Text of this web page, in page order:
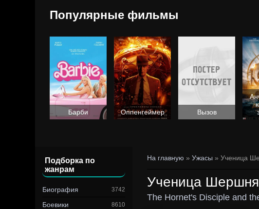
Популярные фильмы
Барби Оппенгеймер Вызов
Подборка по
жанрам
Биография 3742
Боевики 8610
На главную » Ужасы » Ученица
Ученица
The Hornet's Disciple and